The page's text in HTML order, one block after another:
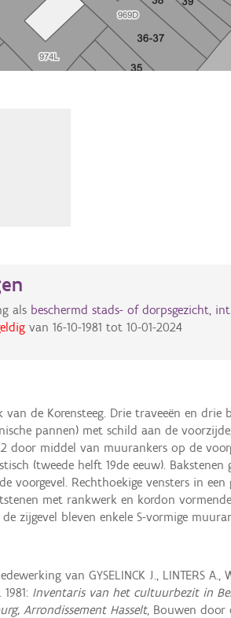
als beschermd stads- of dorpsgezicht,
van 16-10-1981 tot 10-01-2024
van de Korensteeg. Drie traveeën en drie
pannen) met schild aan de
door middel van muurankers op de
(tweede helft 19de eeuw). Bakstenen
voorgevel. Rechthoekige vensters in een
met rankwerk en kordon
zijgevel bleven enkele S-vormige
van GYSELINCK J., LINTERS A.,
Inventaris van het cultuurbezit in
Arrondissement Hasselt, Bouwen door